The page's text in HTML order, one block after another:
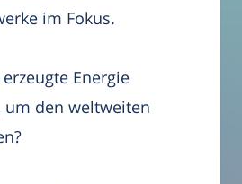
im Fokus.
Energie
um den weltweiten